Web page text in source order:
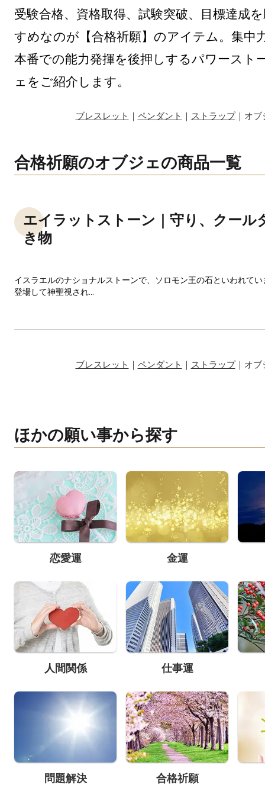
受験合格、資格取得、試験突破、目標達成
すめなのが【合格祈願】のアイテム。集中
本番での能力発揮を後押しするパワースト
ェをご紹介します。
ブレスレット ｜ ペンダント ｜ ストラップ｜オブ
合格祈願のオブジェの商品一覧
エイラットストーン｜守り、クール
き物
イスラエルのナショナルストーンで、ソロモン王の石といわれて
登場して神聖視され...
ブレスレット ｜ ペンダント ｜ ストラップ｜オブ
ほかの願い事から探す
恋愛運 金運
人間関係 仕事運
問題解決 合格祈願